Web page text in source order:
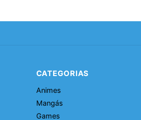
CATEGORIAS
Animes
Mangás
Games